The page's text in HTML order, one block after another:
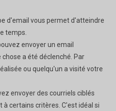
d'email vous permet d'atteindre
temps.
envoyer un email
a été déclenché. Par
ou quelqu'un a visité votre
envoyer des courriels ciblés
certains critères. C'est idéal si